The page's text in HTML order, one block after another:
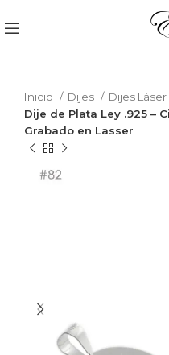
Inicio Dijes
Dijes Láser
Dije de Plata Ley .925 –
Grabado en Lasser